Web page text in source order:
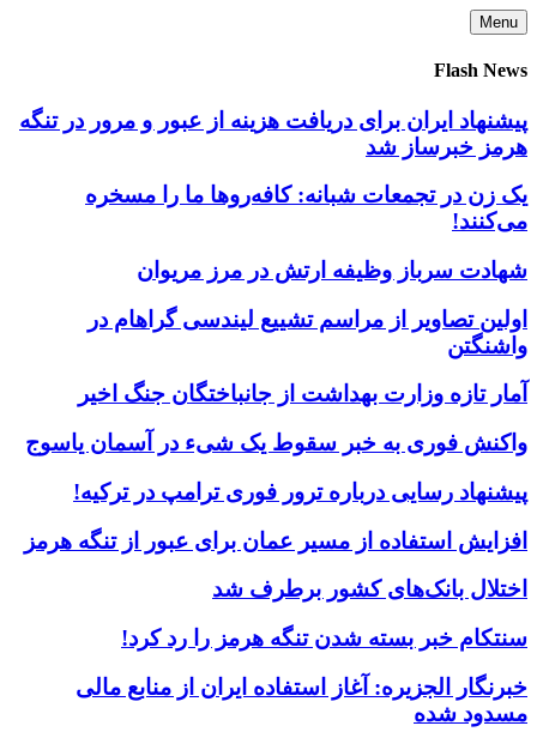
Skip
to
content
Menu
Flash News
پیشنهاد ایران برای دریافت هزینه از عبور و مرور در تنگه
هرمز خبرساز شد
یک زن در تجمعات شبانه: کافه‌روها ما را مسخره
می‌کنند!
شهادت سرباز وظیفه ارتش در مرز مریوان
اولین تصاویر از مراسم تشییع لیندسی گراهام در
واشنگتن
آمار تازه وزارت بهداشت از جانباختگان جنگ اخیر
واکنش فوری به خبر سقوط یک شیء در آسمان یاسوج
پیشنهاد رسایی درباره ترور فوری ترامپ در ترکیه!
افزایش استفاده از مسیر عمان برای عبور از تنگه هرمز
اختلال بانک‌های کشور برطرف شد
سنتکام خبر بسته شدن تنگه هرمز را رد کرد!
خبرنگار الجزیره: آغاز استفاده ایران از منابع مالی
مسدود شده